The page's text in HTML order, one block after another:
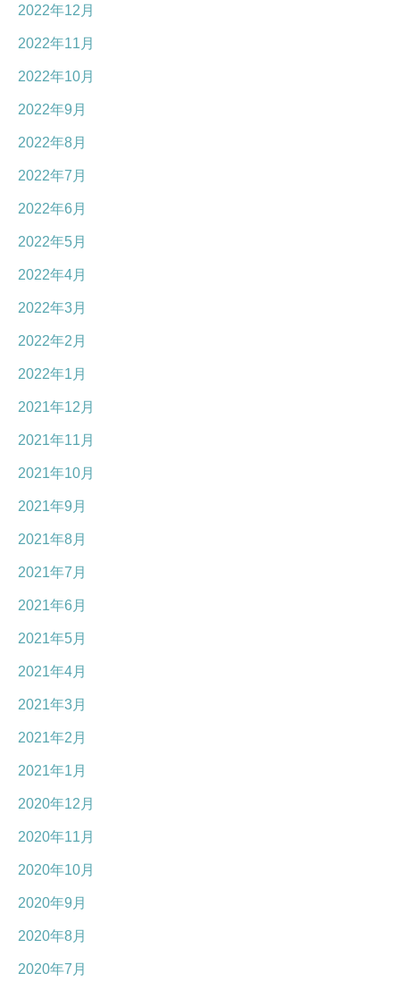
2022年12月
2022年11月
2022年10月
2022年9月
2022年8月
2022年7月
2022年6月
2022年5月
2022年4月
2022年3月
2022年2月
2022年1月
2021年12月
2021年11月
2021年10月
2021年9月
2021年8月
2021年7月
2021年6月
2021年5月
2021年4月
2021年3月
2021年2月
2021年1月
2020年12月
2020年11月
2020年10月
2020年9月
2020年8月
2020年7月